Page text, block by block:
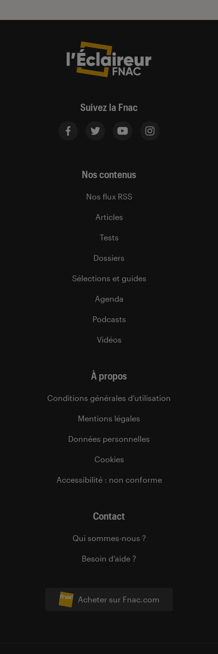
Suivez la Fnac
Acheter sur Fnac.com
Nos contenus
Nos flux RSS
Articles
Tests
Dossiers
Sélections et guides
Agenda
Podcasts
Vidéos
À propos
Conditions générales d’utilisation
Mentions légales
Données personnelles
Cookies
Accessibilité : non conforme
Contact
Qui sommes-nous ?
Besoin d’aide ?